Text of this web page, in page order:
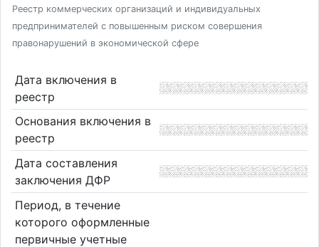
Реестр коммерческих организаций и индивидуальных
предпринимателей с повышенным риском совершения
правонарушений в экономической сфере
Дата включения в
реестр
Основания включения в
реестр
Дата составления
заключения ДФР
Период, в течение
которого оформленные
первичные учетные